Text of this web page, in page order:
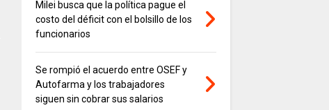
Milei busca que la política pague el
costo del déficit con el bolsillo de los
funcionarios
Se rompió el acuerdo entre OSEF y
Autofarma y los trabajadores
siguen sin cobrar sus salarios